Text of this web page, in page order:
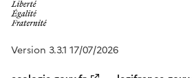
Version 3.3.1 17/07/2026